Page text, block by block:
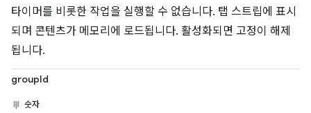
타이머를 비롯한 작업을 실행할 수 없습니다. 탭 스트립에 표시
되며 콘텐츠가 메모리에 로드됩니다. 활성화되면 고정이 해제
됩니다.
groupId
숫자